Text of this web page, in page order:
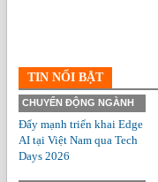
TIN NỔI BẬT
CHUYỂN ĐỘNG NGÀNH
Đẩy mạnh triển khai Edge
AI tại Việt Nam qua Tech
Days 2026